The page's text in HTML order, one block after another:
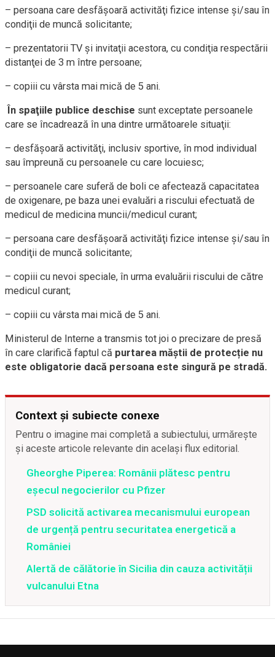
– persoana care desfăşoară activităţi fizice intense şi/sau în
condiţii de muncă solicitante;
– prezentatorii TV şi invitaţii acestora, cu condiţia respectării
distanţei de 3 m între persoane;
– copiii cu vârsta mai mică de 5 ani.
În spaţiile publice deschise sunt exceptate persoanele
care se încadrează în una dintre următoarele situaţii:
– desfăşoară activităţi, inclusiv sportive, în mod individual
sau împreună cu persoanele cu care locuiesc;
– persoanele care suferă de boli ce afectează capacitatea
de oxigenare, pe baza unei evaluări a riscului efectuată de
medicul de medicina muncii/medicul curant;
– persoana care desfăşoară activităţi fizice intense şi/sau în
condiţii de muncă solicitante;
– copiii cu nevoi speciale, în urma evaluării riscului de către
medicul curant;
– copiii cu vârsta mai mică de 5 ani.
Ministerul de Interne a transmis tot joi o precizare de presă
în care clarifică faptul că purtarea măștii de protecție nu
este obligatorie dacă persoana este singură pe stradă.
Context și subiecte conexe
Pentru o imagine mai completă a subiectului, urmărește
și aceste articole relevante din același flux editorial.
Gheorghe Piperea: Românii plătesc pentru
eșecul negocierilor cu Pfizer
PSD solicită activarea mecanismului european
de urgență pentru securitatea energetică a
României
Alertă de călătorie în Sicilia din cauza activității
vulcanului Etna